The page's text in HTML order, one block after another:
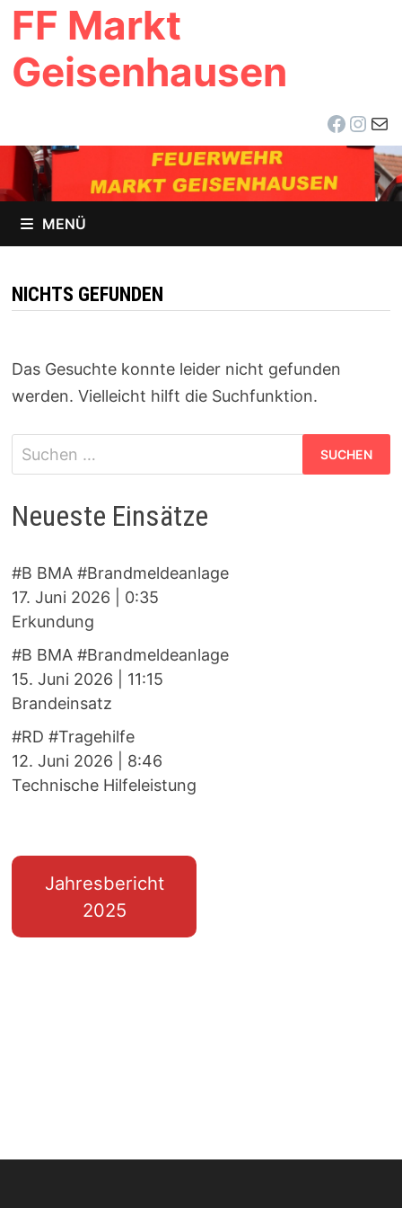
Zum
Inhalt
springen
FF Markt
Geisenhausen
E-
MENÜ
NICHTS GEFUNDEN
Das Gesuchte konnte leider nicht gefunden
werden. Vielleicht hilft die Suchfunktion.
Suchen
nach:
Neueste Einsätze
#B BMA #Brandmeldeanlage
17. Juni 2026
0:35
Erkundung
#B BMA #Brandmeldeanlage
15. Juni 2026
11:15
Brandeinsatz
#RD #Tragehilfe
12. Juni 2026
8:46
Technische Hilfeleistung
Jahresbericht
2025